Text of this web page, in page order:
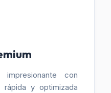
con
y optimizada